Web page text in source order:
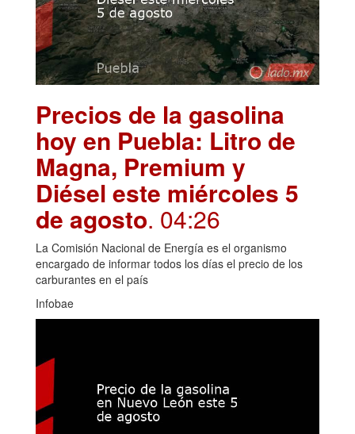
Precios de la gasolina
hoy en Puebla: Litro de
Magna, Premium y
Diésel este miércoles 5
de agosto. 04:26
La Comisión Nacional de Energía es el organismo
encargado de informar todos los días el precio de los
carburantes en el país
Infobae